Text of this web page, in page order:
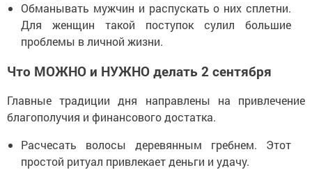
Обманывать мужчин и распускать о них сплетни.
Для женщин такой поступок сулил большие
проблемы в личной жизни.
Что МОЖНО и НУЖНО делать 2 сентября
Главные традиции дня направлены на привлечение
благополучия и финансового достатка.
Расчесать волосы деревянным гребнем. Этот
простой ритуал привлекает деньги и удачу.